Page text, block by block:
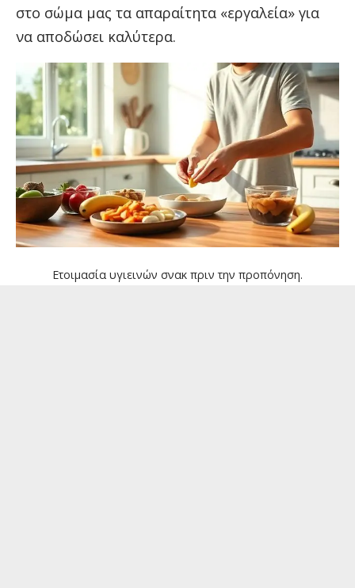
στο σώμα μας τα απαραίτητα «εργαλεία» για
να αποδώσει καλύτερα.
Ετοιμασία υγιεινών σνακ πριν την προπόνηση.